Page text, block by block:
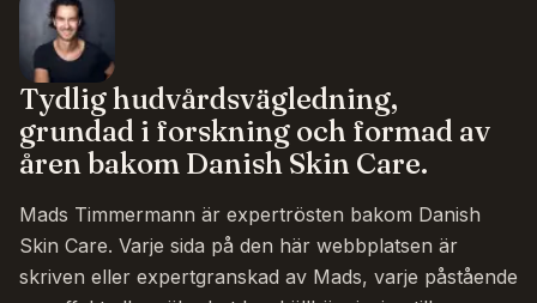
Tydlig hudvårdsvägledning,
grundad i forskning och formad av
åren bakom Danish Skin Care.
Mads Timmermann är expertrösten bakom Danish
Skin Care. Varje sida på den här webbplatsen är
skriven eller expertgranskad av Mads, varje påstående